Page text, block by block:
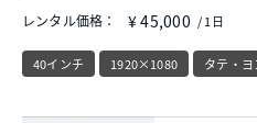
レンタル価格： ¥ 45,000 / 1日
40インチ 1920×1080 タテ・ヨ